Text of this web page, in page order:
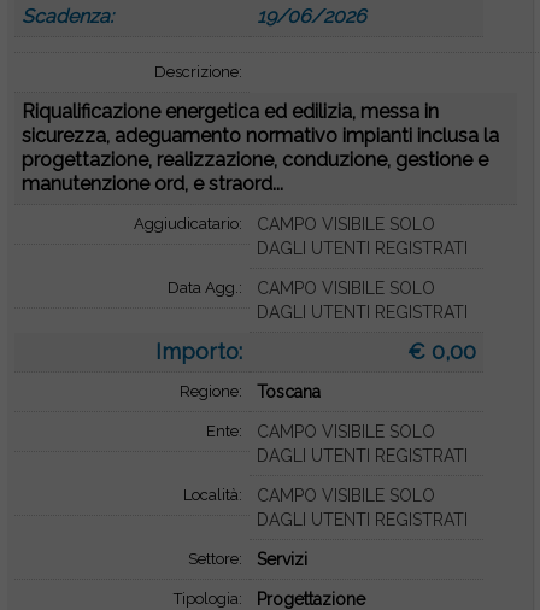
Scadenza: 19/06/2026
Descrizione:
Riqualificazione energetica ed edilizia, messa in
sicurezza, adeguamento normativo impianti inclusa la
progettazione, realizzazione, conduzione, gestione e
manutenzione ord, e straord...
Aggiudicatario:
CAMPO VISIBILE SOLO
DAGLI UTENTI REGISTRATI
Data Agg.:
CAMPO VISIBILE SOLO
DAGLI UTENTI REGISTRATI
Importo: € 0,00
Regione: Toscana
Ente:
CAMPO VISIBILE SOLO
DAGLI UTENTI REGISTRATI
Località:
CAMPO VISIBILE SOLO
DAGLI UTENTI REGISTRATI
Settore: Servizi
Tipologia: Progettazione